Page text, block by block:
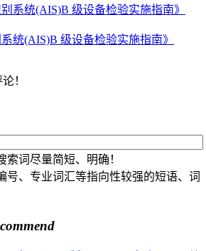
统(AIS)B 级设备检验实施指南》
！
词尽量简短、明确！
号、专业词汇等指向性较强的短语、词